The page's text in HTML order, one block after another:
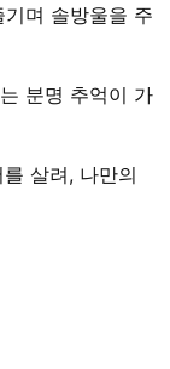
며 솔방울을 주
분명 추억이 가
살려, 나만의